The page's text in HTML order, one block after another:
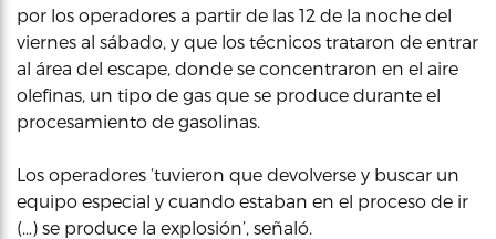
por los operadores a partir de las 12 de la noche del
viernes al sábado, y que los técnicos trataron de entrar
al área del escape, donde se concentraron en el aire
olefinas, un tipo de gas que se produce durante el
procesamiento de gasolinas.
Los operadores ‘tuvieron que devolverse y buscar un
equipo especial y cuando estaban en el proceso de ir
(…) se produce la explosión’, señaló.